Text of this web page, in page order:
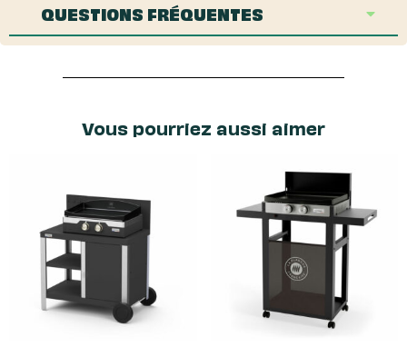
QUESTIONS FRÉQUENTES
Vous pourriez aussi aimer